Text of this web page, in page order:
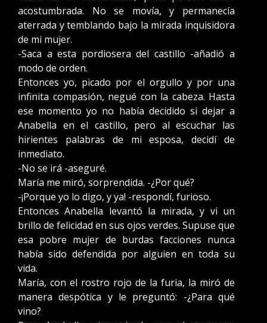
acostumbrada. No se movía, y permanecía
aterrada y temblando bajo la mirada inquisidora
de mi mujer.
-Saca a esta pordiosera del castillo -añadió a
modo de orden.
Entonces yo, picado por el orgullo y por una
infinita compasión, negué con la cabeza. Hasta
ese momento yo no había decidido si dejar a
Anabella en el castillo, pero al escuchar las
hirientes palabras de mi esposa, decidí de
inmediato.
-No se irá -aseguré.
María me miró, sorprendida. -¿Por qué?
-¡Porque yo lo digo, y ya! -respondí, furioso.
Entonces Anabella levantó la mirada, y vi un
brillo de felicidad en sus ojos verdes. Supuse que
esa pobre mujer de burdas facciones nunca
había sido defendida por alguien en toda su
vida.
María, con el rostro rojo de la furia, la miró de
manera despótica y le preguntó: -¿Para qué
vino?